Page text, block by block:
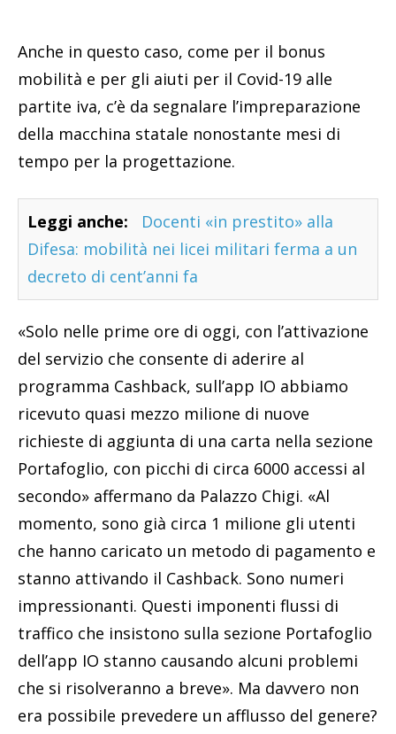
Anche in questo caso, come per il bonus
mobilità e per gli aiuti per il Covid-19 alle
partite iva, c’è da segnalare l’impreparazione
della macchina statale nonostante mesi di
tempo per la progettazione.
Leggi anche:
Docenti «in prestito» alla
Difesa: mobilità nei licei militari ferma a un
decreto di cent’anni fa
«Solo nelle prime ore di oggi, con l’attivazione
del servizio che consente di aderire al
programma Cashback, sull’app IO abbiamo
ricevuto quasi mezzo milione di nuove
richieste di aggiunta di una carta nella sezione
Portafoglio, con picchi di circa 6000 accessi al
secondo» affermano da Palazzo Chigi. «Al
momento, sono già circa 1 milione gli utenti
che hanno caricato un metodo di pagamento e
stanno attivando il Cashback. Sono numeri
impressionanti. Questi imponenti flussi di
traffico che insistono sulla sezione Portafoglio
dell’app IO stanno causando alcuni problemi
che si risolveranno a breve». Ma davvero non
era possibile prevedere un afflusso del genere?